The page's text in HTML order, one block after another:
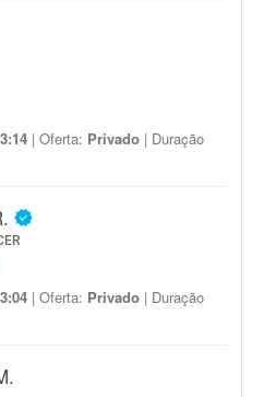
| Oferta: Privado | Duração
| Oferta: Privado | Duração